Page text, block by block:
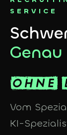
SERVICE
Vom
KI-